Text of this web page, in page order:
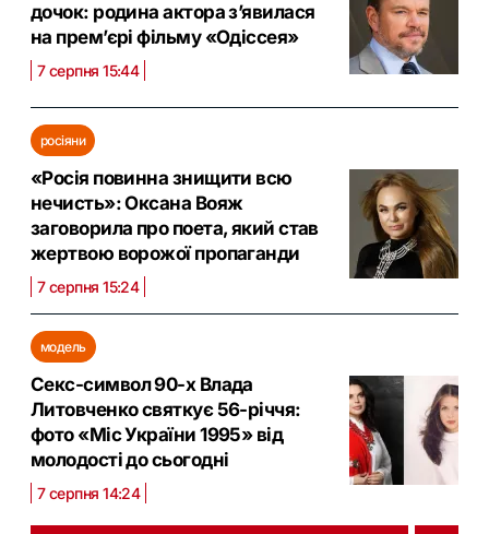
дочок: родина актора з’явилася
на прем’єрі фільму «Одіссея»
7 серпня 15:44
росіяни
«Росія повинна знищити всю
нечисть»: Оксана Вояж
заговорила про поета, який став
жертвою ворожої пропаганди
7 серпня 15:24
модель
Секс-символ 90-х Влада
Литовченко святкує 56-річчя:
фото «Міс України 1995» від
молодості до сьогодні
7 серпня 14:24